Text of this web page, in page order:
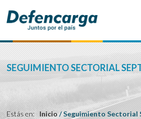
SEGUIMIENTO SECTORIAL
Estás en: Inicio/Seguimiento Sectorial